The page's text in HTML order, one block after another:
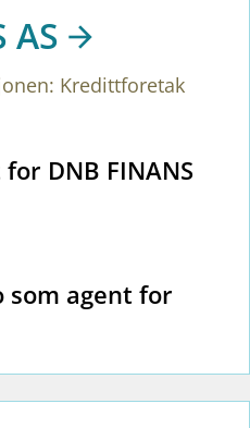
AS
Kredittforetak
(no)
DNB FINANS
som agent for